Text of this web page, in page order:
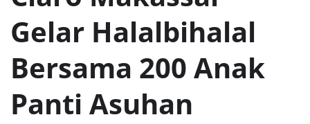
Gelar Halalbihalal
Bersama 200 Anak
Panti Asuhan